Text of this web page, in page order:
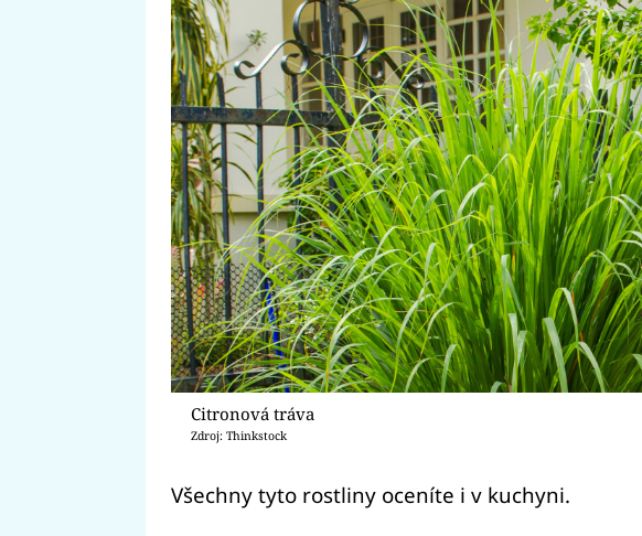
Citronová tráva
Zdroj: Thinkstock
Všechny tyto rostliny oceníte i v kuchyni.